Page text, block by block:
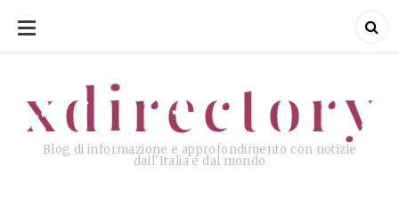
SKIP
CONTENT
xdirectory
Blog di informazione e approfondimento con notizie
dall'Italia e dal mondo
xdirectory